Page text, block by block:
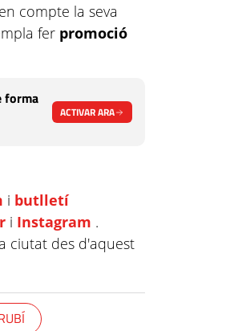
compte la seva
fer promoció
forma
ACTIVAR ARA
i butlletí
i Instagram .
ciutat des d'aquest